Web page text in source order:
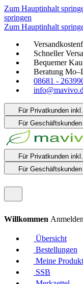
Zum Hauptinhalt
springen
Zum Hauptinhalt
Schneller
Bequemer
Beratung
08681 -
Für Privatkunden
Für Geschäftskunden
Für Privatkunden
Für Geschäftskunden
Willkommen
Übersicht
Bestellungen
Meine
SSB